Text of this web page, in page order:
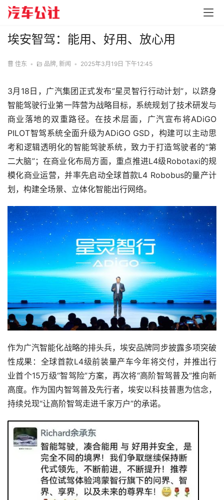
埃安智驾：能用、好用、放心用
曹 佳东 • 品牌, 新闻 • 2025年3月19日 下午12:45
3月18日，广汽集团正式发布”星灵智行行动计划”，以跻身
智能驾驶行业第一阵营为战略目标，系统规划了技术研发与
商业落地的双重路径。在技术层面，广汽宣布将ADiGO
PILOT智驾系统全面升级为ADiGO GSD，构建可以主动思
考和逻辑透明化的智能驾驶系统，致力于打造驾驶者的”第
二大脑”；在商业化布局方面，重点推进L4级Robotaxi的规
模化商业运营，并率先启动全球首款L4 Robobus的量产计
划，构建全场景、立体化智能出行网络。
作为广汽智能化战略的排头兵，埃安品牌同步披露多项突破
性成果：全球首款L4级前装量产车今年将交付，并推出行
业首个15万级“智驾险”方案，再次将“高阶智驾普及”推向新
高度。作为国内智驾普及先行者，埃安以科技普惠为信念，
持续兑现“让高阶智驾走进千家万户”的承诺。